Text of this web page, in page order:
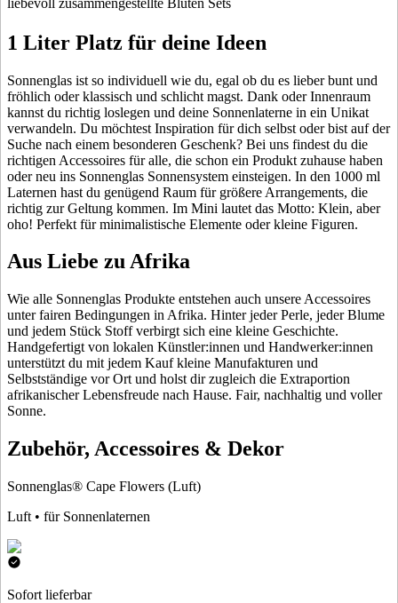
liebevoll zusammengestellte Blüten Sets
1 Liter Platz für deine Ideen
Sonnenglas ist so individuell wie du, egal ob du es lieber bunt und
fröhlich oder klassisch und schlicht magst. Dank oderInnenraum
kannst du richtig loslegen und deine Sonnenlaterne in ein Unikat
verwandeln. Du möchtest Inspiration für dich selbst oder bist auf der
Suche nach einem besonderen Geschenk? Bei uns findest du die
richtigen Accessoires für alle, die schon ein Produkt zuhause haben
oder neu ins Sonnenglas Sonnensystem einsteigen. In den 1000 ml
Laternen hast du genügend Raum für größere Arrangements, die
richtig zur Geltung kommen. Im Mini lautet das Motto: Klein, aber
oho! Perfekt für minimalistische Elemente oder kleine Figuren.
Aus Liebe zu Afrika
Wie alle Sonnenglas Produkte entstehen auch unsere Accessoires
unter fairen Bedingungen in Afrika. Hinter jeder Perle, jeder Blume
und jedem Stück Stoff verbirgt sich eine kleine Geschichte.
Handgefertigt von lokalen Künstler:innen und Handwerker:innen
unterstützt du mit jedem Kauf kleine Manufakturen und
Selbstständige vor Ort und holst dir zugleich die Extraportion
afrikanischer Lebensfreude nach Hause. Fair, nachhaltig und voller
Sonne.
Zubehör, Accessoires & Dekor
Sonnenglas® Cape Flowers (Luft)
Luft • für Sonnenlaternen
Sofort lieferbar